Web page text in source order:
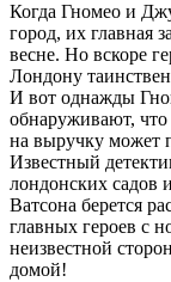
Когда Гномео и
город, их главная
весне. Но вскоре
Лондону
И вот однажды
обнаруживают, что
на выручку может
Известный
лондонских садов
Ватсона берется
главных героев с
неизвестной
домой!